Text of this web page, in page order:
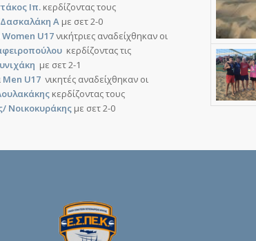
Ιπ. κερδίζοντας τους
Α με σετ 2-0
Women U17νικήτριες αναδείχθηκαν οι
κερδίζοντας τις
με σετ 2-1
Men U17 νικητές αναδείχθηκαν οι
κερδίζοντας τους
Νοικοκυράκης με σετ 2-0